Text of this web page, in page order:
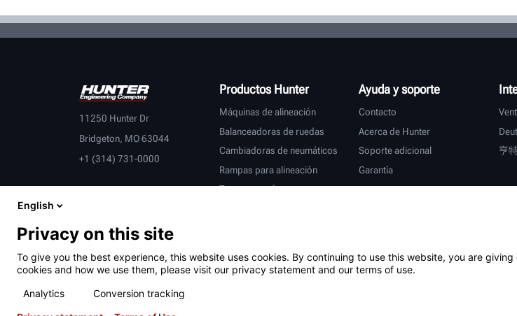
OBTENGA MÁS INFORMACIÓN
11250 Hunter Dr
Bridgeton, MO 63044
+1 (314) 731-0000
Productos Hunter
Máquinas de alineación
Balanceadoras de ruedas
Cambiadoras de neumáticos
Rampas para alineación
Tornos para frenos
Socios OEM
Ayuda y soporte
Contacto
Acerca de Hunter
Soporte adicional
Garantía
亨
English
Privacy on this site
To give you the best experience, this website uses cookies. By continuing to use this website, you are
cookies and how we use them, please visit our privacy statement and our terms of use.
Analytics
Conversion tracking